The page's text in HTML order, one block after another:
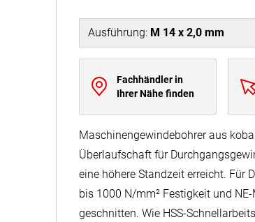
Ausführung: M 14 x 2,0 mm
Fachhändler in
Ihrer Nähe finden
Maschinengewindebohrer aus
Überlaufschaft für
eine höhere Standzeit erreicht. Für
bis 1000 N/mm² Festigkeit und
geschnitten. Wie HSS-